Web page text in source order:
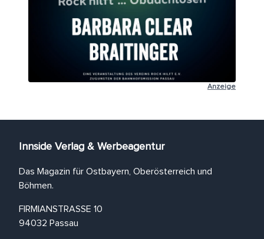
Anzeige
Innside Verlag & Werbeagentur
Das Magazin für Ostbayern, Oberösterreich und
Böhmen.
FIRMIANSTRASSE 10
94032 Passau